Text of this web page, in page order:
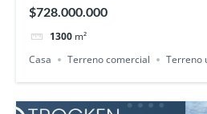
$728.000.000
1300 m²
Casa
Terreno comercial Terreno